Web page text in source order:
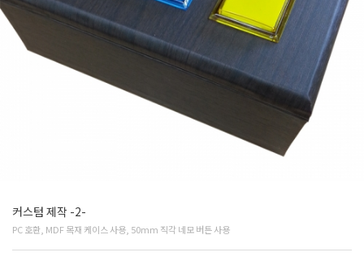
커스텀 제작 -2-
PC 호환, MDF 목재 케이스 사용, 50mm 직각 네모 버튼 사용